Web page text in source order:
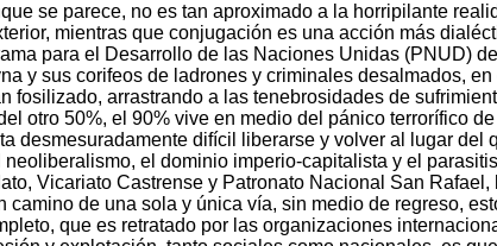
se parece, no es tan aproximado a la horripilante
mientras que conjugación es una acción más
para el Desarrollo de las Naciones Unidas (PNUD)
y sus corifeos de ladrones y criminales desalmados,
fosilizado, arrastrando a las tenebrosidades de
otro 50%, el 90% vive en medio del pánico terrorífico
desmesuradamente difícil liberarse y volver al lugar del
el dominio imperio-capitalista y el
Vicariato Castrense y Patronato Nacional San
de una sola y única vía, sin medio de regreso,
que es retratado por las organizaciones